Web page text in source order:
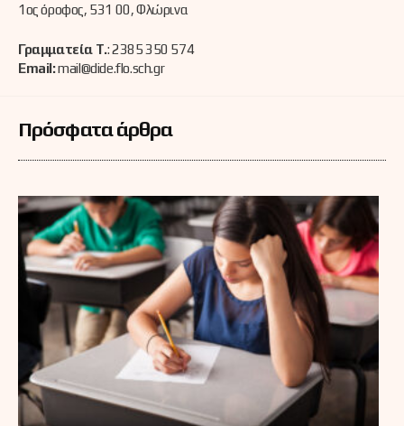
1ος όροφος, 531 00, Φλώρινα
Γραμματεία Τ.: 2385 350 574
Email:mail@dide.flo.sch.gr
Πρόσφατα άρθρα